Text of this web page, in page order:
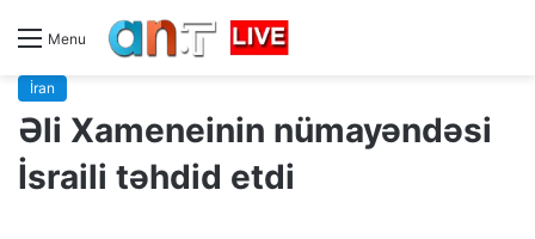
Menu
İran
Əli Xameneinin nümayəndəsi
İsraili təhdid etdi